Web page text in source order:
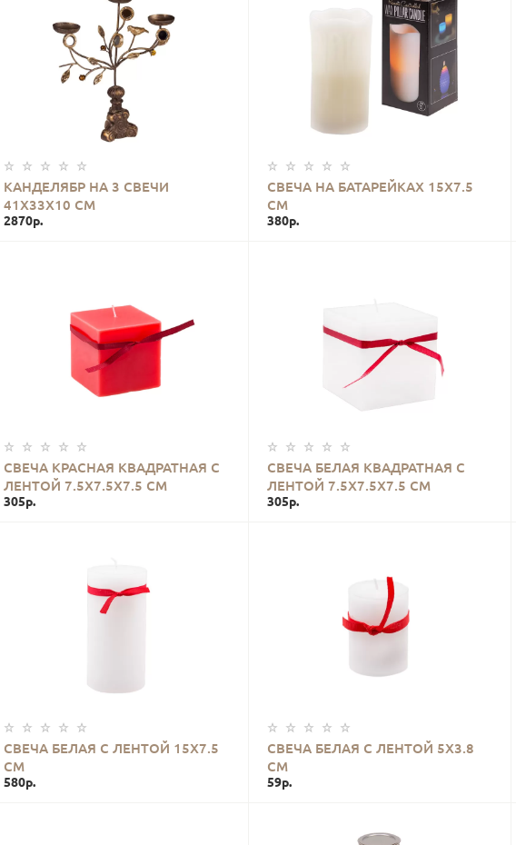
КАНДЕЛЯБР НА 3 СВЕЧИ
41Х33Х10 СМ
2870р.
СВЕЧА НА БАТАРЕЙКАХ 15Х7.5
СМ
380р.
КУПИТЬ
СВЕЧА КРАСНАЯ КВАДРАТНАЯ С
ЛЕНТОЙ 7.5Х7.5Х7.5 СМ
305р.
СВЕЧА БЕЛАЯ КВАДРАТНАЯ С
ЛЕНТОЙ 7.5Х7.5Х7.5 СМ
305р.
СВЕЧА БЕЛАЯ С ЛЕНТОЙ 15Х7.5
СМ
580р.
СВЕЧА БЕЛАЯ С ЛЕНТОЙ 5Х3.8
СМ
59р.